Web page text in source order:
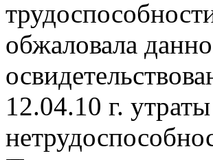
обжаловала
12.04.10 г.